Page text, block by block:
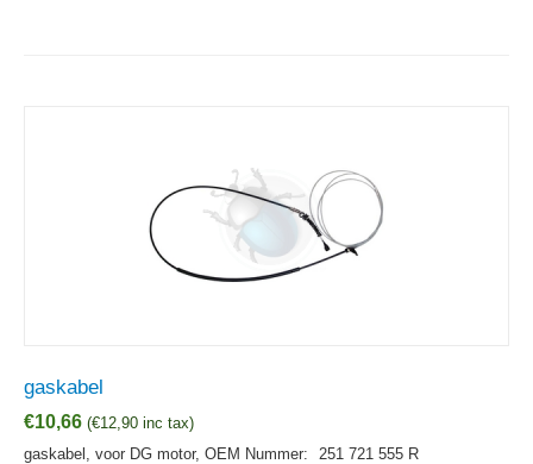
gaskabel
€10,66 (€12,90 inc tax)
gaskabel, voor DG motor, OEM Nummer:
251 721 555 R